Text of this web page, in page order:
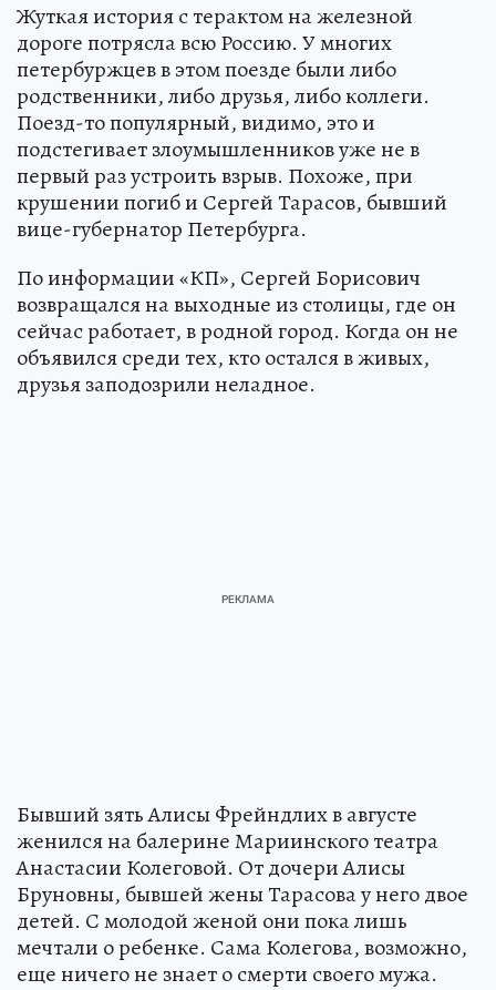
Жуткая история с терактом на железной
дороге потрясла всю Россию. У многих
петербуржцев в этом поезде были либо
родственники, либо друзья, либо коллеги.
Поезд-то популярный, видимо, это и
подстегивает злоумышленников уже не в
первый раз устроить взрыв. Похоже, при
крушении погиб и Сергей Тарасов, бывший
вице-губернатор Петербурга.
По информации «КП», Сергей Борисович
возвращался на выходные из столицы, где он
сейчас работает, в родной город. Когда он не
объявился среди тех, кто остался в живых,
друзья заподозрили неладное.
Бывший зять Алисы Фрейндлих в августе
женился на балерине Мариинского театра
Анастасии Колеговой. От дочери Алисы
Бруновны, бывшей жены Тарасова у него двое
детей. С молодой женой они пока лишь
мечтали о ребенке. Сама Колегова, возможно,
еще ничего не знает о смерти своего мужа.